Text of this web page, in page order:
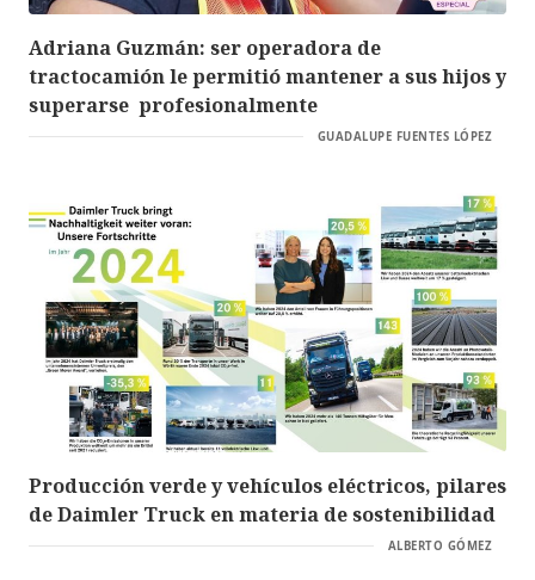
Adriana Guzmán: ser operadora de
tractocamión le permitió mantener a sus hijos y
superarse profesionalmente
GUADALUPE FUENTES LÓPEZ
Producción verde y vehículos eléctricos, pilares
de Daimler Truck en materia de sostenibilidad
ALBERTO GÓMEZ